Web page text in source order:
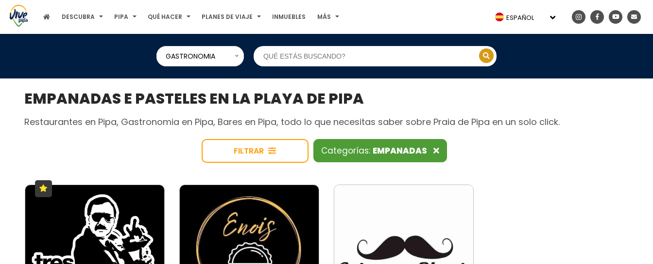
DESCUBRA PIPA QUÉ HACER PLANES DE VIAJE INMUEBLES MÁS ESPAÑOL
GASTRONOMIA
EMPANADAS E PASTELES EN LA PLAYA DE PIPA
Restaurantes en Pipa, Gastronomia en Pipa, Bares en Pipa, todo lo que necesitas saber sobre Praia de Pipa en un solo click.
FILTRAR Categorías: EMPANADAS